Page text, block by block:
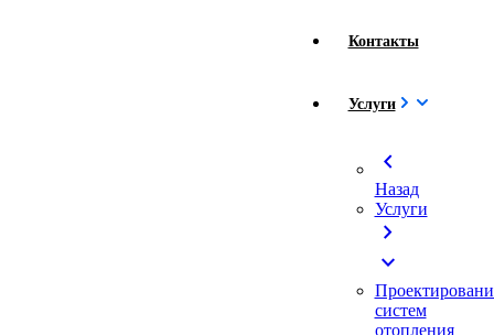
Контакты
Услуги
chevron_left
Назад
Услуги
chevron_right
expand_more
систем
отопления